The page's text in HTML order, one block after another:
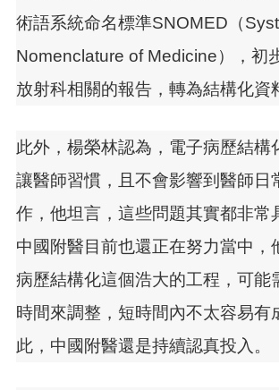
術語系統命名標準SNOMED（
Nomenclature of Medicine），初
放射科相關的報告，轉為結構化資
此外，楊榮林認為，電子病歷結構
讓醫師習慣，且不會影響到醫師日
作，他坦言，這些問題其實都非常
中國附醫目前也還正在努力當中，
病歷結構化這個浩大的工程，可能
時間來調整，短時間內不太容易有
此，中國附醫還是持續認真投入。